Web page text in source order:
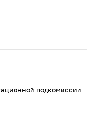
подкомиссии